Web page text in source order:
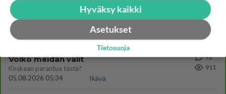
Jos SDP ei voita reilusti, persut kumoavat demokratian Suomesta
06.08.2026 09:02
455
915
Voiko meidän välit
Koskaan parantua tästä?
05.08.2026 05:34
Ikävä
72
911
Hyväksy kaikki
Asetukset
Tietosuoja